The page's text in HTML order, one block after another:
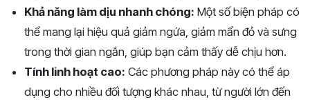
Khả năng làm dịu nhanh chóng: Một số biện pháp có
thể mang lại hiệu quả giảm ngứa, giảm mẩn đỏ và sưng
trong thời gian ngắn, giúp bạn cảm thấy dễ chịu hơn.
Tính linh hoạt cao: Các phương pháp này có thể áp
dụng cho nhiều đối tượng khác nhau, từ người lớn đến